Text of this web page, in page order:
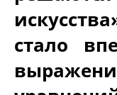
стало